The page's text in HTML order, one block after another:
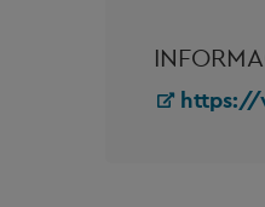
https://